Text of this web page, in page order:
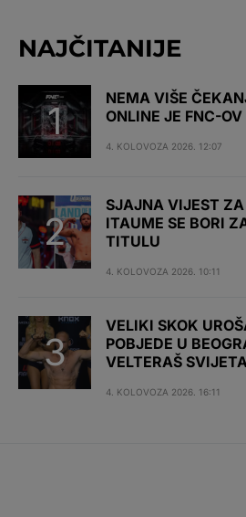
NAJČITANIJE
NEMA VIŠE
ONLINE JE FNC-OV
4. KOLOVOZA 2026. 12:07
SJAJNA VIJEST
ITAUME SE BORI
TITULU
4. KOLOVOZA 2026. 10:11
VELIKI SKOK
POBJEDE U
VELTERAŠ SVIJETA
4. KOLOVOZA 2026. 16:11